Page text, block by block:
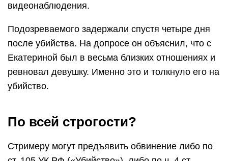
видеонаблюдения.
Подозреваемого задержали спустя четыре дня
после убийства. На допросе он объяснил, что с
Екатериной был в весьма близких отношениях и
ревновал девушку. Именно это и толкнуло его на
убийство.
По всей строгости?
Стримеру могут предъявить обвинение либо по